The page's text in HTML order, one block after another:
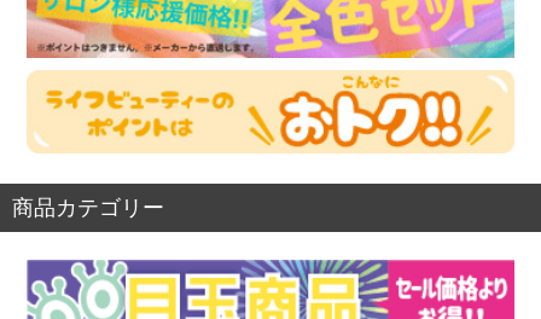
商品カテゴリー